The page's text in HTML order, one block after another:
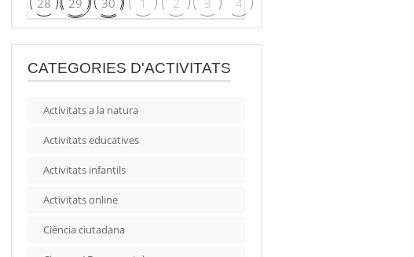
28
29 30 1 2 3 4
CATEGORIES D'ACTIVITATS
Activitats a la natura
Activitats educatives
Activitats infantils
Activitats online
Ciència ciutadana